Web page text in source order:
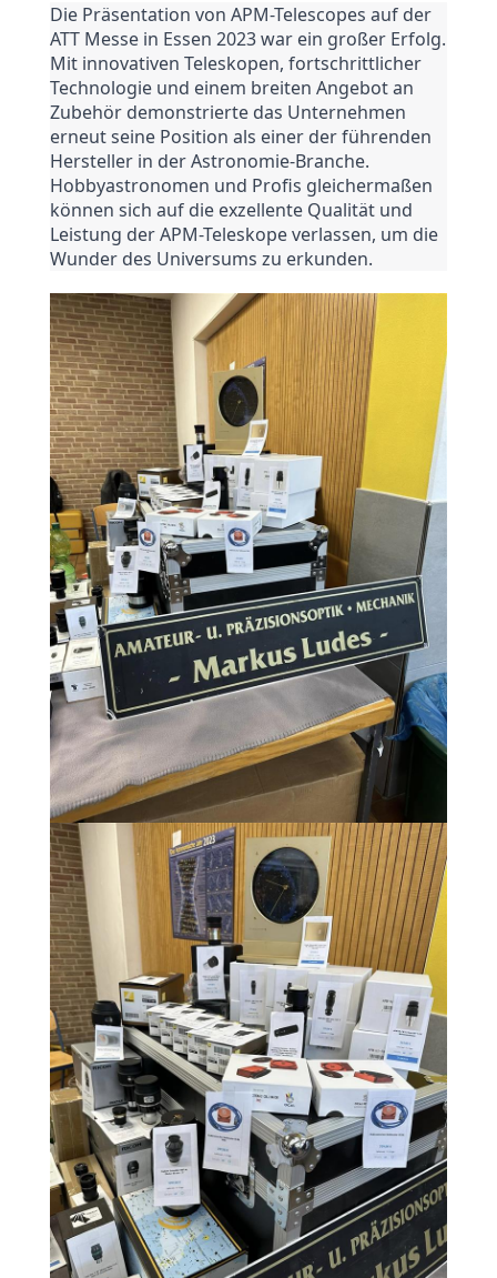
Die Präsentation von APM-Telescopes auf der
ATT Messe in Essen 2023 war ein großer Erfolg.
Mit innovativen Teleskopen, fortschrittlicher
Technologie und einem breiten Angebot an
Zubehör demonstrierte das Unternehmen
erneut seine Position als einer der führenden
Hersteller in der Astronomie-Branche.
Hobbyastronomen und Profis gleichermaßen
können sich auf die exzellente Qualität und
Leistung der APM-Teleskope verlassen, um die
Wunder des Universums zu erkunden.